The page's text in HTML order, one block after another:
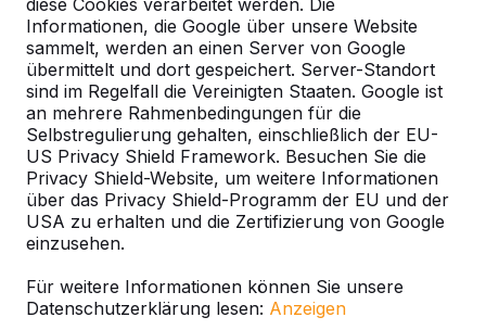
diese Cookies verarbeitet werden. Die
Informationen, die Google über unsere Website
sammelt, werden an einen Server von Google
übermittelt und dort gespeichert. Server-Standort
sind im Regelfall die Vereinigten Staaten. Google ist
an mehrere Rahmenbedingungen für die
Selbstregulierung gehalten, einschließlich der EU-
US Privacy Shield Framework. Besuchen Sie die
Privacy Shield-Website, um weitere Informationen
über das Privacy Shield-Programm der EU und der
USA zu erhalten und die Zertifizierung von Google
einzusehen.
Für weitere Informationen können Sie unsere
Datenschutzerklärung lesen: Anzeigen
Wie schwer sind die Tische und
Bänke aus Beton?
Welche Vorteile hat eine Bodenplatte
aus Beton für Tische und Bänke von
HeBlad?
Sitzflächen der DeLuxe-Picknicksets?